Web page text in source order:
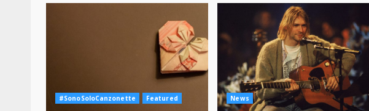
#SonoSoloCanzonette Featured News